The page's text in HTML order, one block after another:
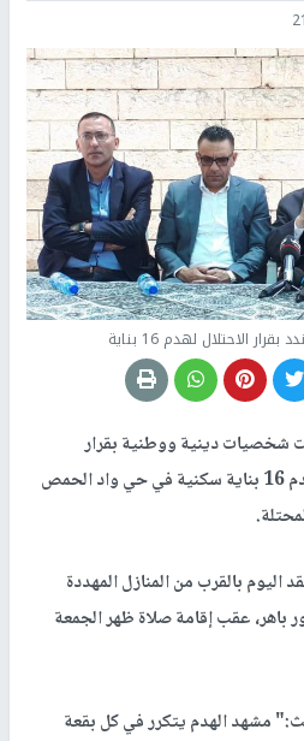
الاحتلال لهدم 16 بناية
شخصيات دينية ووطنية بقرار
الاحتلال الاسرائيلي القاضي بهدم 16 بناية سكنية في حي واد الحمص
بالقرب من المنازل المهددة
عقب إقامة صلاة ظهر الجمعة
مشهد الهدم يتكرر في كل بقعة